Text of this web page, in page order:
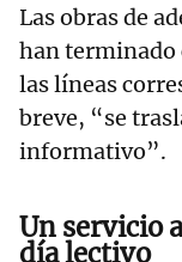
Las obras de
han terminado
las líneas
breve, “se
informativo”.
Un servicio
día lectivo